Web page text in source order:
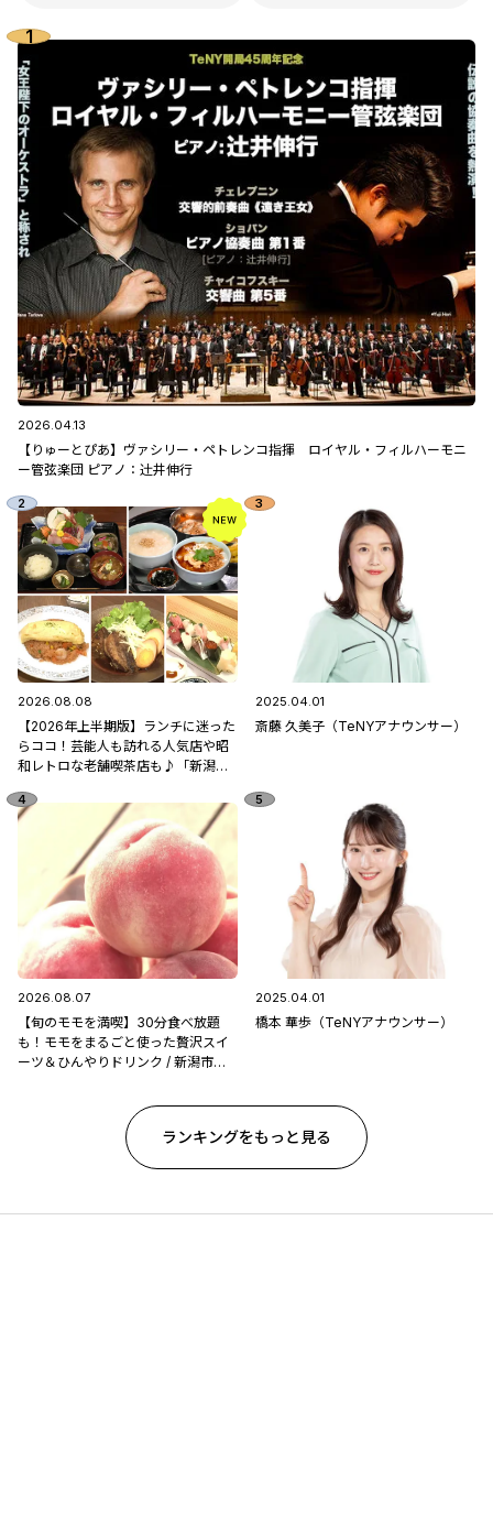
2026.04.13
【りゅーとぴあ】ヴァシリー・ペトレンコ指揮 ロイヤル・フィルハーモニ
ー管弦楽団 ピアノ：辻󠄀井伸行
2026.08.08
【2026年上半期版】ランチに迷った
らココ！芸能人も訪れる人気店や昭
和レトロな老舗喫茶店も♪「新潟市
2025.04.01
斎藤 久美子（TeNYアナウンサー）
2026.08.07
【旬のモモを満喫】30分食べ放題
も！モモをまるごと使った贅沢スイ
ーツ＆ひんやりドリンク / 新潟市南
2025.04.01
橋本 華歩（TeNYアナウンサー）
ランキングをもっと見る